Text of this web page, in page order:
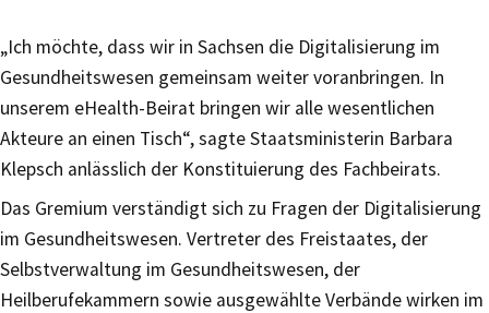
„Ich möchte, dass wir in Sachsen die Digitalisierung im
Gesundheitswesen gemeinsam weiter voranbringen. In
unserem eHealth-Beirat bringen wir alle wesentlichen
Akteure an einen Tisch“, sagte Staatsministerin Barbara
Klepsch anlässlich der Konstituierung des Fachbeirats.
Das Gremium verständigt sich zu Fragen der Digitalisierung
im Gesundheitswesen. Vertreter des Freistaates, der
Selbstverwaltung im Gesundheitswesen, der
Heilberufekammern sowie ausgewählte Verbände wirken im